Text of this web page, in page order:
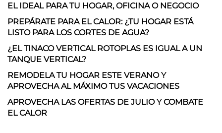
EL IDEAL PARA TU HOGAR, OFICINA O NEGOCIO
PREPÁRATE PARA EL CALOR: ¿TU HOGAR ESTÁ
LISTO PARA LOS CORTES DE AGUA?
¿EL TINACO VERTICAL ROTOPLAS ES IGUAL A UN
TANQUE VERTICAL?
REMODELA TU HOGAR ESTE VERANO Y
APROVECHA AL MÁXIMO TUS VACACIONES
APROVECHA LAS OFERTAS DE JULIO Y COMBATE
EL CALOR